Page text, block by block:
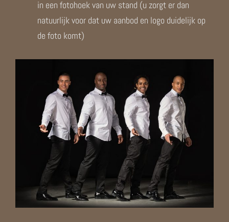
in een fotohoek van uw stand (u zorgt er dan
natuurlijk voor dat uw aanbod en logo duidelijk op
de foto komt)